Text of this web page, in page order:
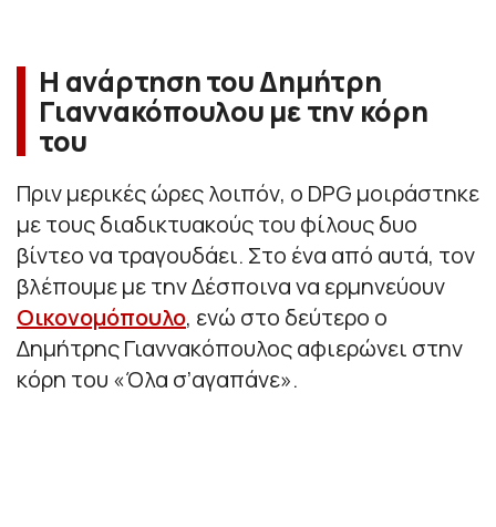
Η ανάρτηση του Δημήτρη
Γιαννακόπουλου με την κόρη
του
Πριν μερικές ώρες λοιπόν, ο DPG μοιράστηκε
με τους διαδικτυακούς του φίλους δυο
βίντεο να τραγουδάει. Στο ένα από αυτά, τον
βλέπουμε με την Δέσποινα να ερμηνεύουν
Οικονομόπουλο, ενώ στο δεύτερο ο
Δημήτρης Γιαννακόπουλος αφιερώνει στην
κόρη του «Όλα σ’αγαπάνε».